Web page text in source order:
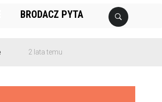
BRODACZ PYTA
2 lata temu